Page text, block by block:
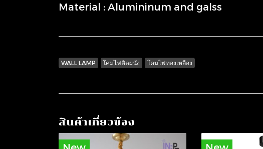
Material : Alumininum and galss
WALL LAMP โคมไฟติดผนัง โคมไฟทองเหลือง
สินค้าเกี่ยวข้อง